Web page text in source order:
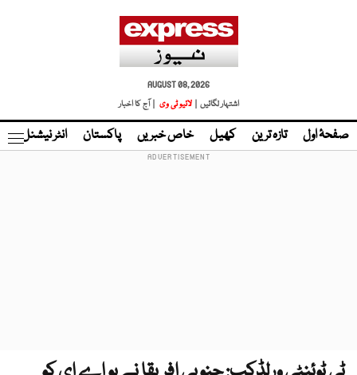
AUGUST 08, 2026
اشتہار لگائیں |
لائیو ٹی وی | آج کا اخبار
صفحۂ اول تازہ ترین کھیل خاص خبریں پاکستان انٹر نیشنل